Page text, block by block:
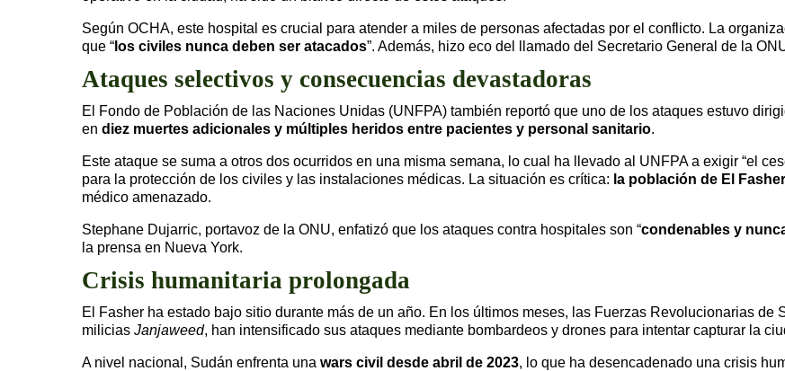
Según OCHA, este hospital es crucial para atender a miles de personas afectadas por el conflicto. La
que “ los civiles nunca deben ser atacados”. Además, hizo eco del llamado del Secretario General de la
Ataques selectivos y consecuencias devastadoras
El Fondo de Población de las Naciones Unidas (UNFPA) también reportó que uno de los ataques estuvo
en diez muertes adicionales y múltiples heridos entre pacientes y personal sanitario.
Este ataque se suma a otros dos ocurridos en una misma semana, lo cual ha llevado al UNFPA a exigir “el
para la protección de los civiles y las instalaciones médicas. La situación es crítica: la población de El
médico amenazado.
Stephane Dujarric, portavoz de la ONU, enfatizó que los ataques contra hospitales son “condenables y
la prensa en Nueva York.
Crisis humanitaria prolongada
El Fasher ha estado bajo sitio durante más de un año. En los últimos meses, las Fuerzas Revolucionarias de
milicias Janjaweed, han intensificado sus ataques mediante bombardeos y drones para intentar capturar la
A nivel nacional, Sudán enfrenta una wars civil desde abril de 2023, lo que ha desencadenado una crisis